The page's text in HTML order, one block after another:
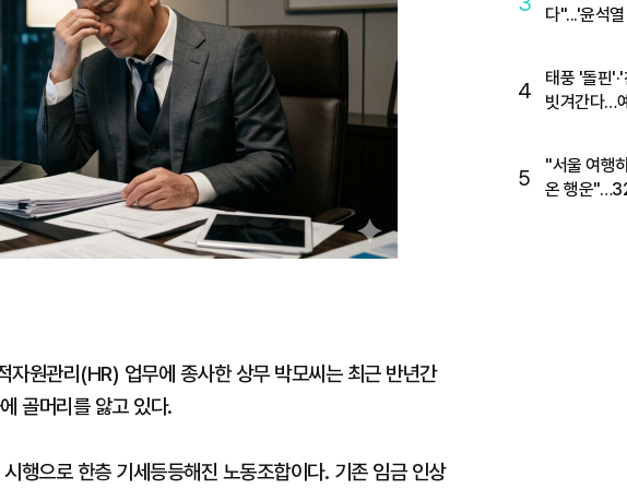
대
자원관리(HR) 업무에 종사한 상무 박모씨는 최근 반년간
골머리를 앓고 있다.
행으로 한층 기세등등해진 노동조합이다. 기존 임금 인상
다"...'윤석
4
태풍 '돌핀
빗겨간다…
5
"서울 여행
온 행운